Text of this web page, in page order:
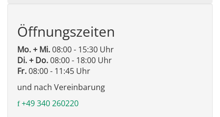
Öffnungszeiten
Mo. + Mi.08:00 - 15:30 Uhr
Di. + Do.08:00 - 18:00 Uhr
Fr.08:00 - 11:45 Uhr
und nach Vereinbarung
+49 340 260220